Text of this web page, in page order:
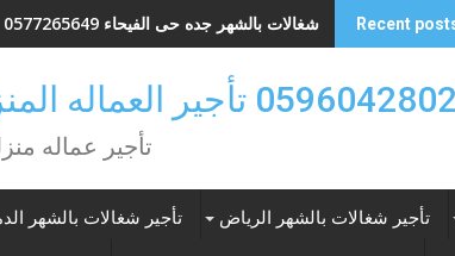
Recent شغالات بالشهر جده حى الفيحاء 0577265649
0596042802 تأجير العماله المنزليه بالساعه والشهر بالرياض
تأجير عماله
تأجير شغالات بالشهر الرياض تأجير شغالات بالشهر